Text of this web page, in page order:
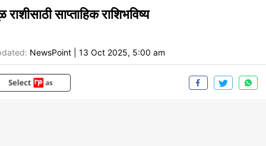
राशीसाठी साप्ताहिक राशिभविष्य
NewsPoint 13 Oct 2025, 5:00 am